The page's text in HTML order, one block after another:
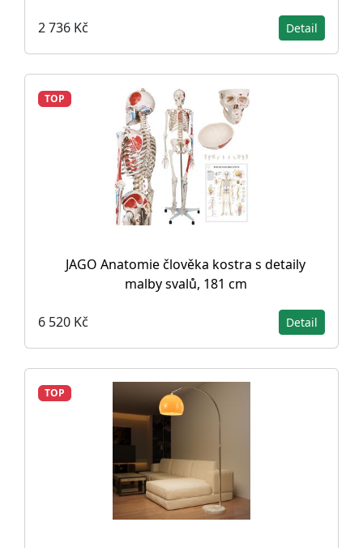
2 736 Kč Detail
TOP
JAGO Anatomie člověka kostra s detaily
malby svalů, 181 cm
6 520 Kč Detail
TOP